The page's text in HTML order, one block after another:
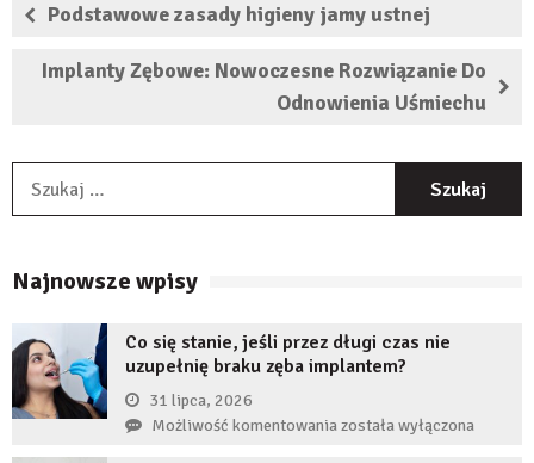
Podstawowe zasady higieny jamy ustnej
Implanty Zębowe: Nowoczesne Rozwiązanie Do
Odnowienia Uśmiechu
Najnowsze wpisy
Co się stanie, jeśli przez długi czas nie
uzupełnię braku zęba implantem?
31 lipca, 2026
Możliwość komentowaniaCo
została wyłączona